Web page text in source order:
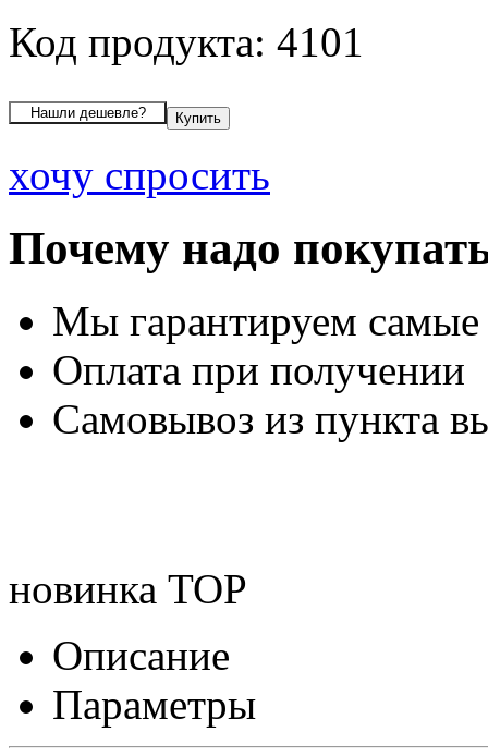
Код продукта: 4101
хочу спросить
Почему надо
Мы гарантируем
Оплата при получении
Самовывоз из пункта
новинка TOP
Описание
Параметры